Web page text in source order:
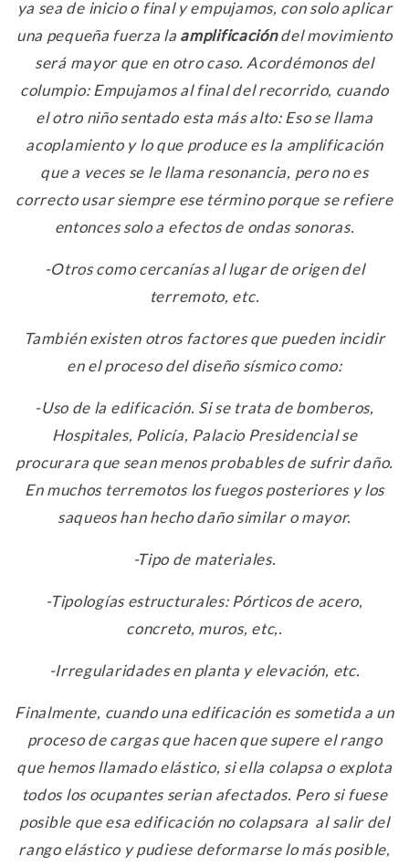
ya sea de inicio o final y empujamos, con solo aplicar
una pequeña fuerza la amplificacióndel movimiento
será mayor que en otro caso. Acordémonos del
columpio: Empujamos al final del recorrido, cuando
el otro niño sentado esta más alto: Eso se llama
acoplamiento y lo que produce es la amplificación
que a veces se le llama resonancia, pero no es
correcto usar siempre ese término porque se refiere
entonces solo a efectos de ondas sonoras.
-Otros como cercanías al lugar de origen del
terremoto, etc.
También existen otros factores que pueden incidir
en el proceso del diseño sísmico como:
-Uso de la edificación. Si se trata de bomberos,
Hospitales, Policía, Palacio Presidencial se
procurara que sean menos probables de sufrir daño.
En muchos terremotos los fuegos posteriores y los
saqueos han hecho daño similar o mayor.
-Tipo de materiales.
-Tipologías estructurales: Pórticos de acero,
concreto, muros, etc,.
-Irregularidades en planta y elevación, etc.
Finalmente, cuando una edificación es sometida a un
proceso de cargas que hacen que supere el rango
que hemos llamado elástico, si ella colapsa o explota
todos los ocupantes serian afectados. Pero si fuese
posible que esa edificación no colapsara al salir del
rango elástico y pudiese deformarse lo más posible,